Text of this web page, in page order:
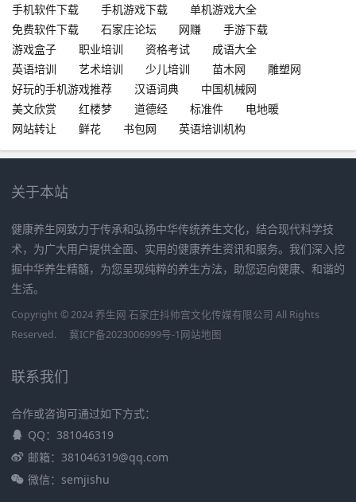
手机软件下载
手机游戏下载
单机游戏大全
免费软件下载
石家庄论坛 网赚
手游下载
游戏盒子
职业培训 资格考试
成语大全
英语培训
艺术培训 少儿培训 苗木网
雕塑网
好玩的手机游戏推荐
汉语词典
中国机械网
美文欣赏
红楼梦 道德经 标准件
电地暖
网站转让
鲜花 书包网 英语培训机构
关于本站
健康养生网致力于传承和弘扬中华传统养生文化，结合现代科学技
术，为广大用户提供全面、实用的健康养生资讯和服务。我们深入挖
掘中华养生精髓，为您呈现纯粹的养生方法，助您迈向健康、和谐的
生活。
Copyright © 2024 养生网 石家庄抖帅宫文化传媒有限公司 All Rights
Reserved.
冀ICP备2023006999号-1网站地图
联系我们
合作或咨询可通过如下方式：
QQ：381046319
邮箱：381046319@qq.com
微信：semjishu